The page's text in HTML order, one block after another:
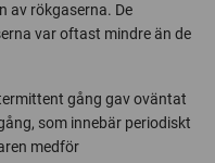
av rökgaserna. De
var oftast mindre än de
gång gav oväntat
som innebär periodiskt
medför